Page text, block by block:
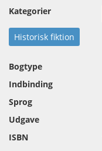
Kategorier
Historisk fiktion
Bogtype
Indbinding
Sprog
Udgave
ISBN